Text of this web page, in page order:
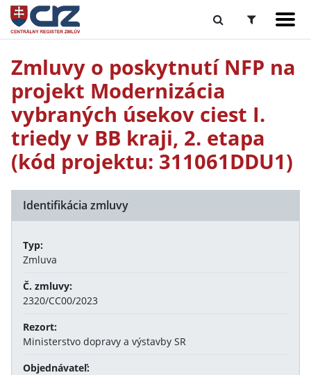
Zmluvy o poskytnutí NFP na
projekt Modernizácia
vybraných úsekov ciest I.
triedy v BB kraji, 2. etapa
(kód projektu: 311061DDU1)
Identifikácia zmluvy
Typ:
Zmluva
Č. zmluvy:
2320/CC00/2023
Rezort:
Ministerstvo dopravy a výstavby SR
Objednávateľ: